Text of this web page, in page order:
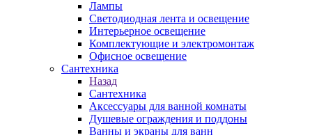
Лампы
Светодиодная лента и освещение
Интерьерное освещение
Комплектующие и электромонтаж
Офисное освещение
Сантехника
Назад
Сантехника
Аксессуары для ванной комнаты
Душевые ограждения и поддоны
Ванны и экраны для ванн